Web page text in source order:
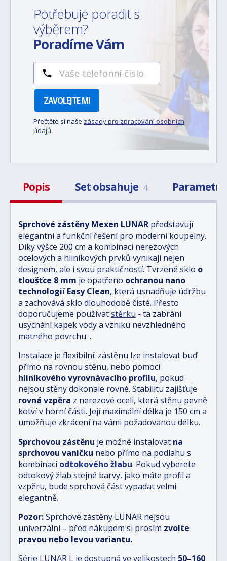
Potřebuje poradit s
výběrem?
Poradíme Vám
ZAVOLEJTE MI
Přečtěte si naše zásady pro zpracování osobních
údajů.
Popis Set obsahuje 4 Parametry
Sprchové zástěny Mexen LUNAR představují
elegantní a funkční řešení pro moderní koupelny.
Díky výšce 200 cm a kombinaci nerezových
ocelových a hliníkových prvků vynikají nejen
designem, ale i svou praktičností. Tvrzené sklo o
tloušťce 8 mm je opatřeno ochranou nano
technologií Easy Clean, která usnadňuje údržbu
a zachovává sklo dlouhodobě čisté. Přesto
doporučujeme používatstěrku - ta zabrání
usychání kapek vody a vzniku nevzhledného
matného povrchu. .
Instalace je flexibilní: zástěnu lze instalovat buď
přímo na rovnou stěnu, nebo pomocí
hliníkového vyrovnávacího profilu, pokud
nejsou stěny dokonale rovné. Stabilitu zajišťuje
rovná vzpěra z nerezové oceli, která stěnu pevně
kotví v horní části. Její maximální délka je 150 cm a
umožňuje zkrácení na vámi požadovanou délku.
Sprchovou zástěnu je možné instalovat na
sprchovou vaničku nebo přímo na podlahu s
kombinací odtokového žlabu. Pokud vyberete
odtokový žlab stejné barvy, jako máte profil a
vzpěru, bude sprchová část vypadat velmi
elegantně.
Pozor:Sprchové zástěny LUNAR nejsou
univerzální – před nákupem si prosím zvolte
pravou nebo levou variantu.
Série LUNAR L je dostupná ve velikostech 50–160